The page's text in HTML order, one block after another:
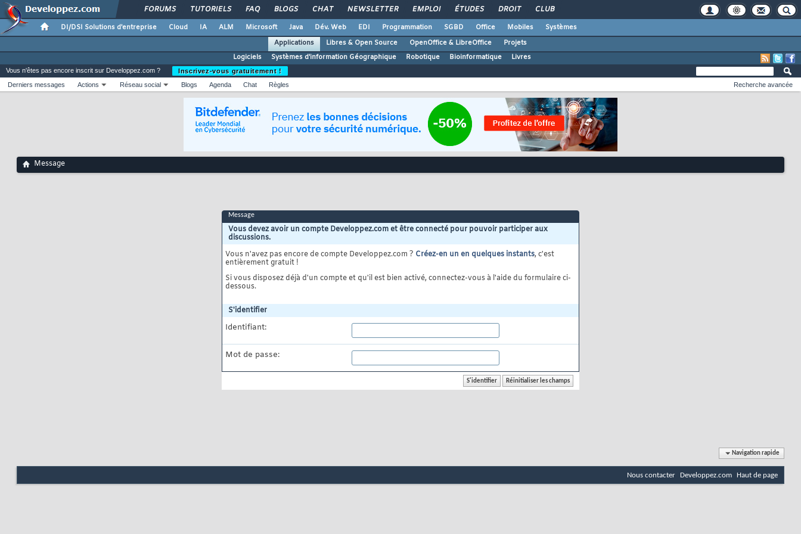
FORUMS TUTORIELS FAQ BLOGS CHAT NEWSLETTER EMPLOI ÉTUDES DROIT CLUB
DI/DSI Solutions d'entreprise Cloud IA ALM Microsoft Java Dév. Web EDI Programmation SGBD Office Mobiles
Systèmes
Applications
Libres & Open Source OpenOffice & LibreOffice
Projets
Logiciels
Systèmes d'information Géographique Robotique Bioinformatique Livres
Vous n'êtes pas encore inscrit sur Developpez.com ?
Inscrivez-vous gratuitement !
Derniers messages
Actions Réseau social Blogs Agenda Chat Règles Recherche avancée
Message
Message
Vous devez avoir un compte Developpez.com et être connecté pour pouvoir participer aux
discussions.
Vous n'avez pas encore de compte Developpez.com ? Créez-en un en quelques instants, c'est
entièrement gratuit !
Si vous disposez déjà d'un compte et qu'il est bien activé, connectez-vous à l'aide du formulaire ci-
dessous.
S'identifier
Identifiant:
Mot de passe:
Navigation rapide
Nous contacter Developpez.com Haut de page